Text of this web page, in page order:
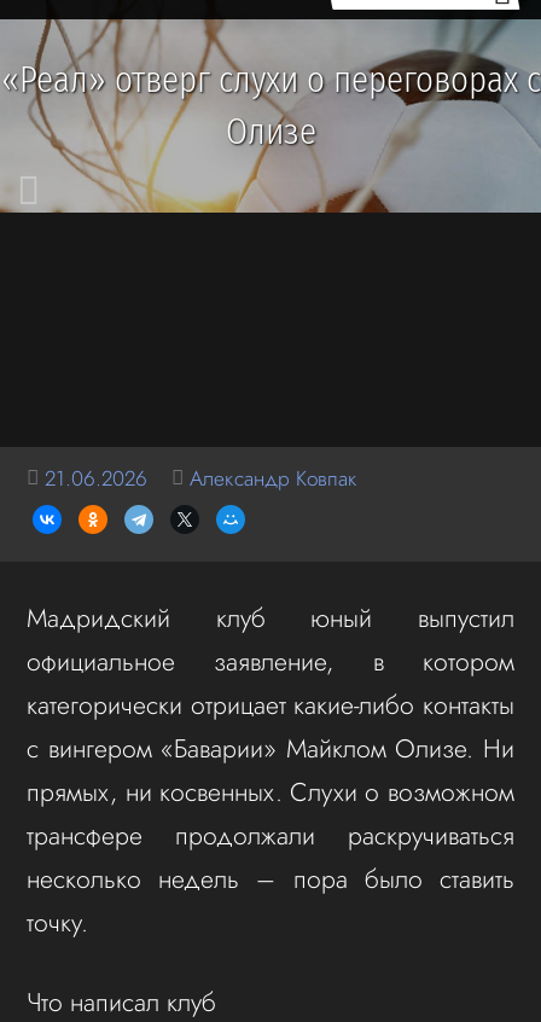
«Реал» отверг слухи о переговорах с
Олизе
21.06.2026 Александр Ковпак
Мадридский клуб юный выпустил
официальное заявление, в котором
категорически отрицает какие-либо контакты
с вингером «Баварии» Майклом Олизе. Ни
прямых, ни косвенных. Слухи о возможном
трансфере продолжали раскручиваться
несколько недель – пора было ставить
точку.
Что написал клуб